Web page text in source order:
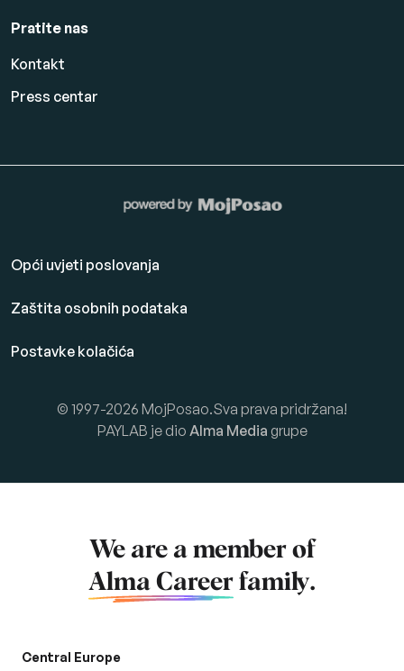
Pratite nas
Kontakt
Press centar
Opći uvjeti poslovanja
Zaštita osobnih podataka
Postavke kolačića
© 1997-2026 MojPosao.Sva prava pridržana!
PAYLAB je dio Alma Media grupe
We are a member of
Alma Career family.
Central Europe